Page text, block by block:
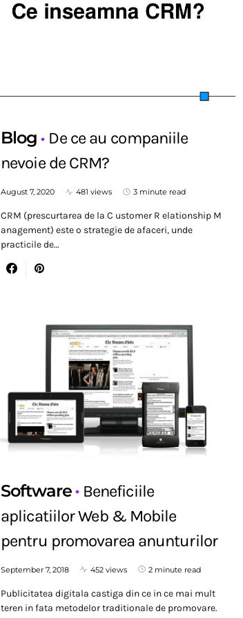
Blog
De ce au companiile
nevoie de CRM?
August 7, 2020 481 views 3 minute read
CRM (prescurtarea de la C ustomer R elationship M
anagement) este o strategie de afaceri, unde
practicile de…
Software
Beneficiile
aplicatiilor Web & Mobile
pentru promovarea anunturilor
September 7, 2018 452 views 2 minute read
Publicitatea digitala castiga din ce in ce mai mult
teren in fata metodelor traditionale de promovare.